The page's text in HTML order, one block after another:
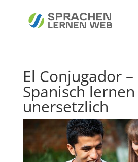
El Conjugador
Spanisch lernen
unersetzlich